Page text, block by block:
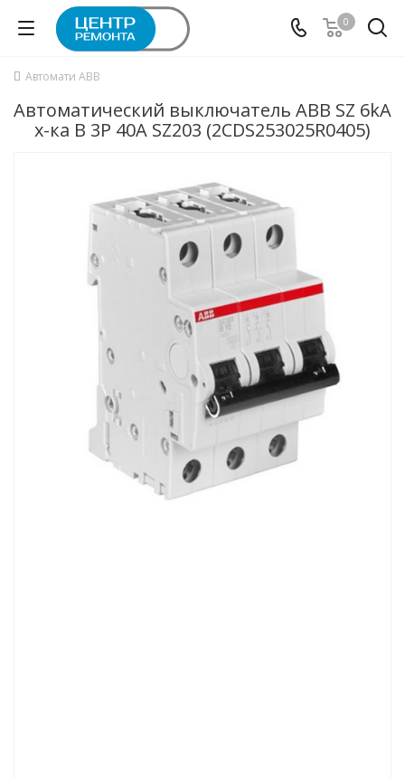
0
Автомати ABB
Автоматический выключатель ABB SZ 6kA
х-ка B 3P 40А SZ203 (2CDS253025R0405)